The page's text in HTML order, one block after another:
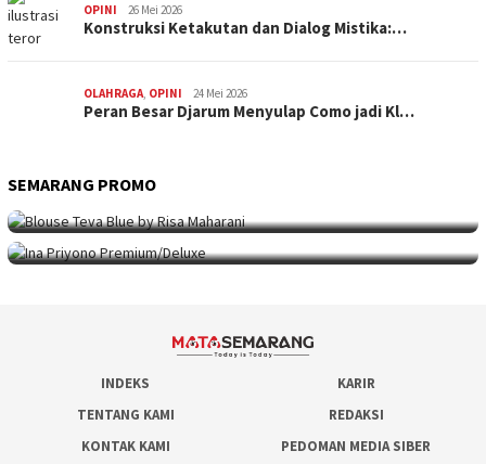
OPINI 26 Mei 2026
Konstruksi Ketakutan dan Dialog Mistika:…
OLAHRAGA, OPINI 24 Mei 2026
Peran Besar Djarum Menyulap Como jadi Kl…
SEMARANG PROMO
SEMARANG PROMO 9 Mei 2026
SEMARANG PROMO 5 Mei 2026
Intip Koleksi Ina Priyono, Jenama Fesyen…
INDEKS
KARIR
TENTANG KAMI
REDAKSI
KONTAK KAMI
PEDOMAN MEDIA SIBER